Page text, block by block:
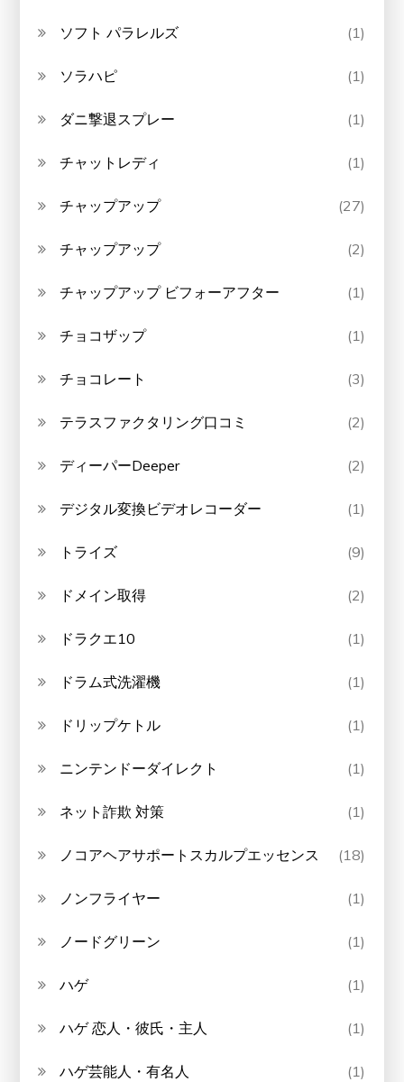
ソフト パラレルズ (1)
ソラハピ (1)
ダニ撃退スプレー (1)
チャットレディ (1)
チャップアップ (27)
チャップアップ (2)
チャップアップ ビフォーアフター (1)
チョコザップ (1)
チョコレート (3)
テラスファクタリング口コミ (2)
ディーパーDeeper (2)
デジタル変換ビデオレコーダー (1)
トライズ (9)
ドメイン取得 (2)
ドラクエ10 (1)
ドラム式洗濯機 (1)
ドリップケトル (1)
ニンテンドーダイレクト (1)
ネット詐欺 対策 (1)
ノコアヘアサポートスカルプエッセンス (18)
ノンフライヤー (1)
ノードグリーン (1)
ハゲ (1)
ハゲ 恋人・彼氏・主人 (1)
ハゲ芸能人・有名人 (1)